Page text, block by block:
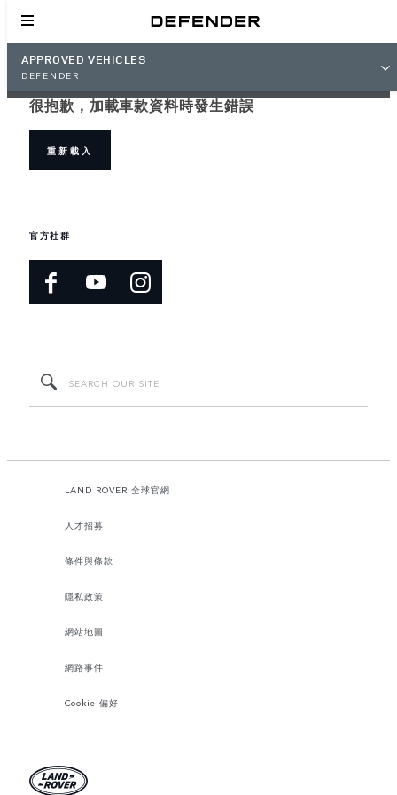
APPROVED VEHICLES
DEFENDER
很抱歉，加載車款資料時發生錯誤
重新載入
官方社群
LAND ROVER 全球官網
人才招募
條件與條款
隱私政策
網站地圖
網路事件
Cookie 偏好